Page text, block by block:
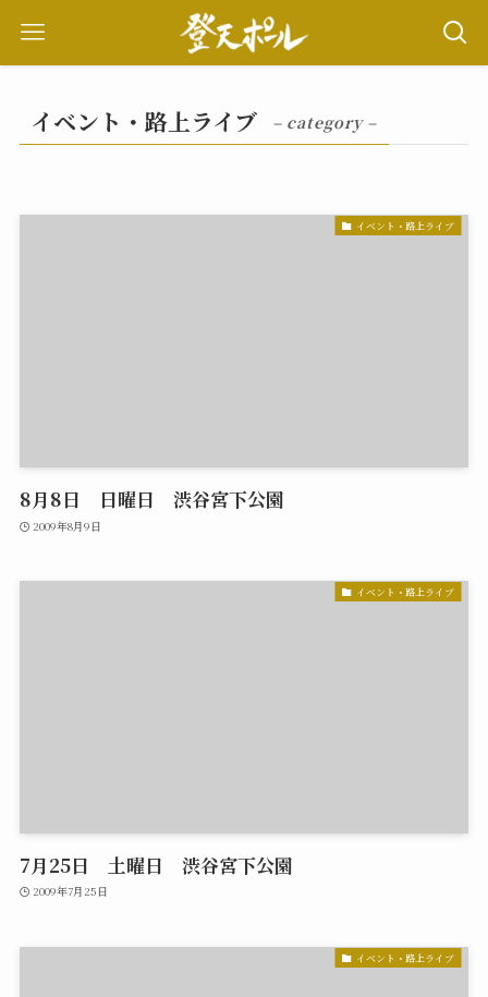
イベント・路上ライブ – category –
イベント・路上ライブ
8月8日 日曜日 渋谷宮下公園
2009年8月9日
イベント・路上ライブ
7月25日 土曜日 渋谷宮下公園
2009年7月25日
イベント・路上ライブ